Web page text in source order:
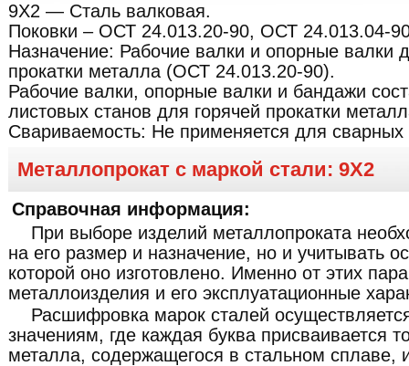
9Х2 — Сталь валковая.
Поковки – ОСТ 24.013.20-90, ОСТ 24.013.04-
Назначение: Рабочие валки и опорные валки
прокатки металла (ОСТ 24.013.20-90).
Рабочие валки, опорные валки и бандажи
листовых станов для горячей прокатки
Свариваемость: Не применяется для сварных
Металлопрокат с маркой стали: 9Х2
Справочная информация:
При выборе изделий металлопроката
на его размер и назначение, но и учитывать
которой оно изготовлено. Именно от этих
металлоизделия и его эксплуатационные
Расшифровка марок сталей
значениям, где каждая буква присваивается
металла, содержащегося в стальном сплаве,